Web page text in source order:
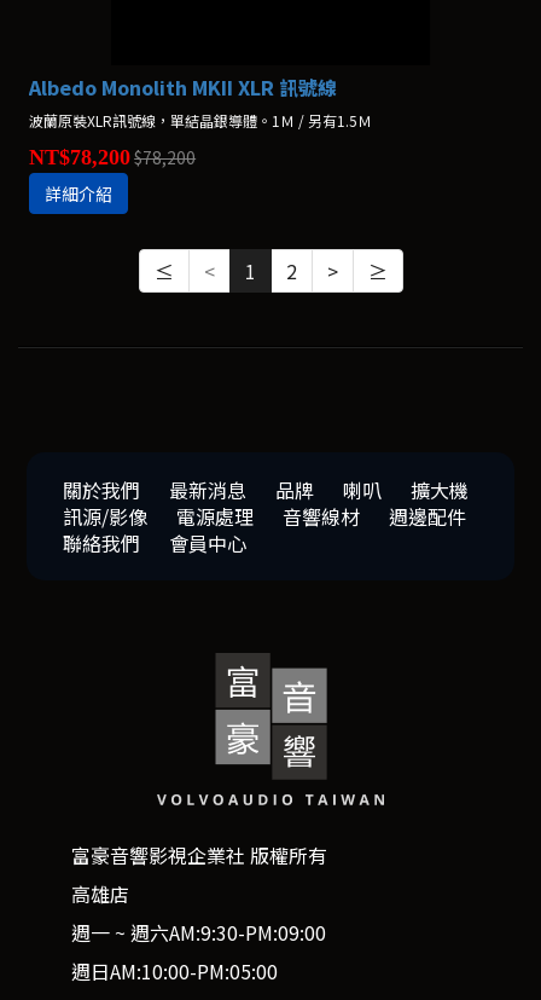
Albedo Monolith MKII XLR 訊號線
波蘭原裝XLR訊號線，單結晶銀導體。1Ｍ / 另有1.5Ｍ
NT$78,200$78,200
詳細介紹
≤ < 1 2 > ≥
關於我們 最新消息 品牌 喇叭
擴大機
訊源/影像
電源處理 音響線材
週邊配件
聯絡我們
會員中心
富豪音響影視企業社 版權所有
高雄店
週一 ~ 週六AM:9:30-PM:09:00
週日AM:10:00-PM:05:00